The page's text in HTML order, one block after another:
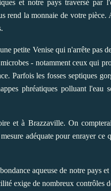
et notre pays traversé par
rend la monnaie de votre
petite Venise qui n'arrête pas
- notamment ceux qui
Parfois les fosses septiques
phréatiques polluant l'eau
et à Brazzaville. On
adéquate pour enrayer ce
aqueuse de notre pays
exige de nombreux contrôles